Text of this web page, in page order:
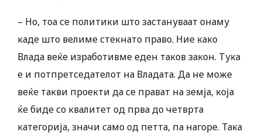
– Но, тоа се политики што застануваат онаму
каде што велиме стекнато право. Ние како
Влада веќе изработивме еден таков закон. Тука
е и потпретседателот на Владата. Да не може
веќе такви проекти да се прават на земја, која
ќе биде со квалитет од прва до четврта
категорија, значи само од петта, па нагоре. Така